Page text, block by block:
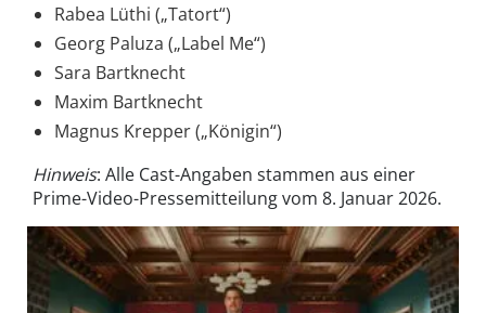
Rabea Lüthi („Tatort“)
Georg Paluza („Label Me“)
Sara Bartknecht
Maxim Bartknecht
Magnus Krepper („Königin“)
Hinweis: Alle Cast-Angaben stammen aus einer
Prime-Video-Pressemitteilung vom 8. Januar 2026.